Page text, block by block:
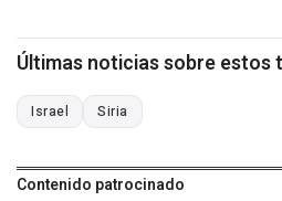
Últimas noticias sobre estos
Israel Siria
Contenido patrocinado